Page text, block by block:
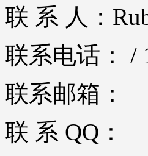
联 系 人：
联系电话： /
联系邮箱：
联 系 QQ：